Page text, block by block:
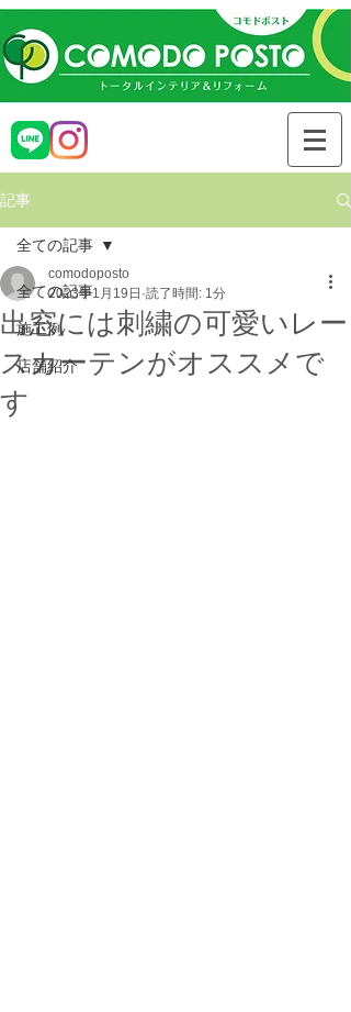
記事
全ての記事
施工例
店舗紹介
全ての記事
出窓には刺繍の可愛いレー
スカーテンがオススメで
す
comodoposto
2023年1月19日 読了時間: 1分